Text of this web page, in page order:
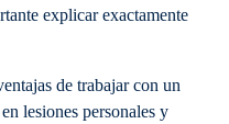
explicar exactamente
de trabajar con un
lesiones personales y